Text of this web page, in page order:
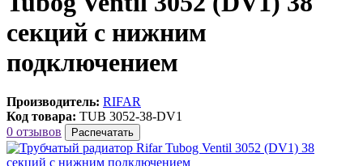
секций с нижним
подключением
Производитель: RIFAR
Код товара: TUB 3052-38-DV1
0 отзывов
Распечатать